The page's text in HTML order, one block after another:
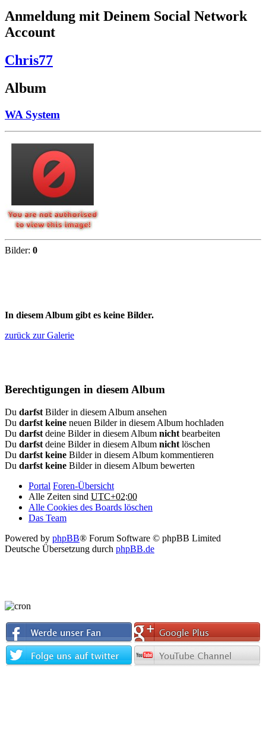
Anmeldung mit Deinem Social Network
Account
Chris77
Album
WA System
Bilder: 0
In diesem Album gibt es keine Bilder.
zurück zur Galerie
Berechtigungen in diesem Album
Du darfst Bilder in diesem Album ansehen
Du darfst keine neuen Bilder in diesem Album hochladen
Du darfst deine Bilder in diesem Album nicht bearbeiten
Du darfst deine Bilder in diesem Album nicht löschen
Du darfst keine Bilder in diesem Album kommentieren
Du darfst keine Bilder in diesem Album bewerten
Portal Foren-Übersicht
Alle Zeiten sind UTC+02:00
Alle Cookies des Boards löschen
Das Team
Powered by phpBB® Forum Software © phpBB Limited
Deutsche Übersetzung durch phpBB.de